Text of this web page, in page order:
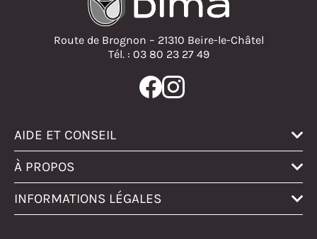
Route de Brognon – 21310 Beire-le-Châtel
Tél. : 03 80 23 27 49
AIDE ET CONSEIL
À PROPOS
INFORMATIONS LÉGALES